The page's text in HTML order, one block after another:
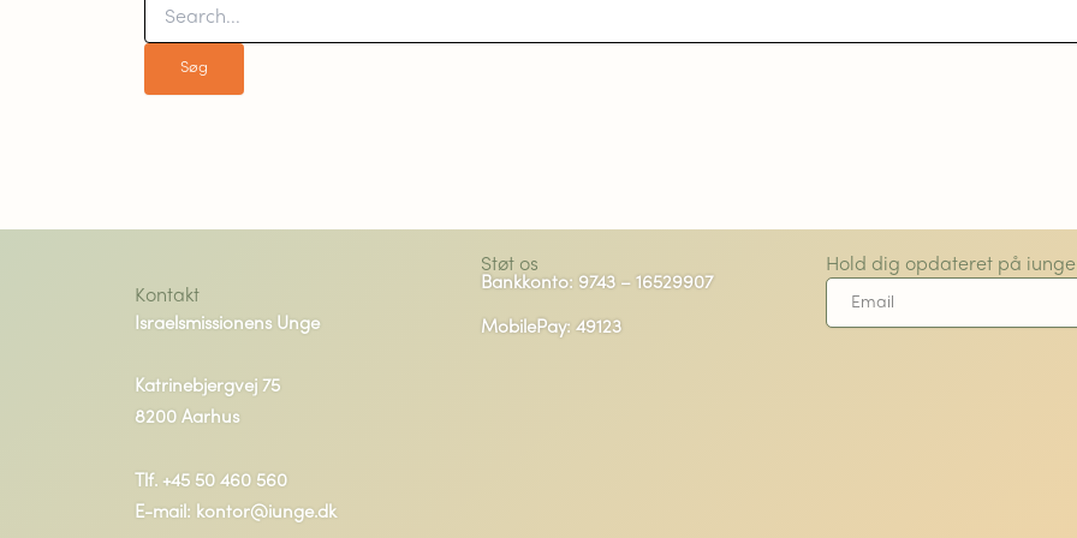
Kontakt
Israelsmissionens Unge
Katrinebjergvej 75
8200 Aarhus
Tlf. +45 50 460 560
E-mail: kontor@iunge.dk
Støt os
Bankkonto: 9743 – 16529907
MobilePay: 49123
Hold dig opdateret på